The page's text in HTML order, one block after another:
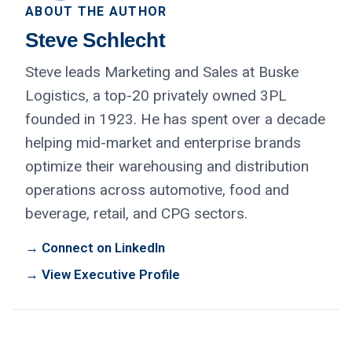
ABOUT THE AUTHOR
Steve Schlecht
Steve leads Marketing and Sales at Buske
Logistics, a top-20 privately owned 3PL
founded in 1923. He has spent over a decade
helping mid-market and enterprise brands
optimize their warehousing and distribution
operations across automotive, food and
beverage, retail, and CPG sectors.
→ Connect on LinkedIn
→ View Executive Profile